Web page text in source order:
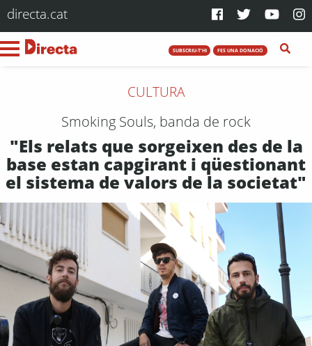
directa.cat
SUBSCRIU-T'HI FES UNA DONACIÓ
CULTURA
Smoking Souls, banda de rock
"Els relats que sorgeixen des de la
base estan capgirant i qüestionant
el sistema de valors de la societat"